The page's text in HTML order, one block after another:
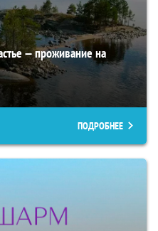
— проживание на
ПОДРОБНЕЕ